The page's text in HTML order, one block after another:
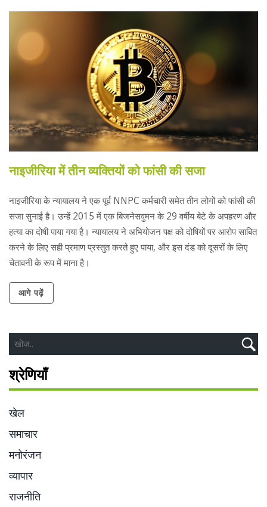
नाइजीरिया में तीन व्यक्तियों को फांसी की सजा
नाइजीरिया के न्यायालय ने एक पूर्व NNPC कर्मचारी समेत तीन लोगों को फांसी की
सजा सुनाई है। उन्हें 2015 में एक बिजनेसवुमन के 29 वर्षीय बेटे के अपहरण और
हत्या का दोषी पाया गया है। न्यायालय ने अभियोजन पक्ष को दोषियों पर आरोप साबित
करने के लिए सही प्रमाण प्रस्तुत करते हुए पाया, और इस दंड को दूसरों के लिए
चेतावनी के रूप में माना है।
आगे पढ़ें
श्रेणियाँ
खेल
समाचार
मनोरंजन
व्यापार
राजनीति